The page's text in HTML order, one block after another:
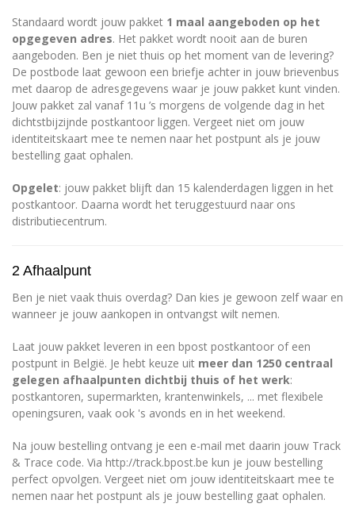
Standaard wordt jouw pakket 1 maal aangeboden op het
opgegeven adres. Het pakket wordt nooit aan de buren
aangeboden. Ben je niet thuis op het moment van de levering?
De postbode laat gewoon een briefje achter in jouw brievenbus
met daarop de adresgegevens waar je jouw pakket kunt vinden.
Jouw pakket zal vanaf 11u ’s morgens de volgende dag in het
dichtstbijzijnde postkantoor liggen. Vergeet niet om jouw
identiteitskaart mee te nemen naar het postpunt als je jouw
bestelling gaat ophalen.
Opgelet: jouw pakket blijft dan 15 kalenderdagen liggen in het
postkantoor. Daarna wordt het teruggestuurd naar ons
distributiecentrum.
2 Afhaalpunt
Ben je niet vaak thuis overdag? Dan kies je gewoon zelf waar en
wanneer je jouw aankopen in ontvangst wilt nemen.
Laat jouw pakket leveren in een bpost postkantoor of een
postpunt in België. Je hebt keuze uit meer dan 1250 centraal
gelegen afhaalpunten dichtbij thuis of het werk:
postkantoren, supermarkten, krantenwinkels, ... met flexibele
openingsuren, vaak ook 's avonds en in het weekend.
Na jouw bestelling ontvang je een e-mail met daarin jouw Track
& Trace code. Via http://track.bpost.be kun je jouw bestelling
perfect opvolgen. Vergeet niet om jouw identiteitskaart mee te
nemen naar het postpunt als je jouw bestelling gaat ophalen.